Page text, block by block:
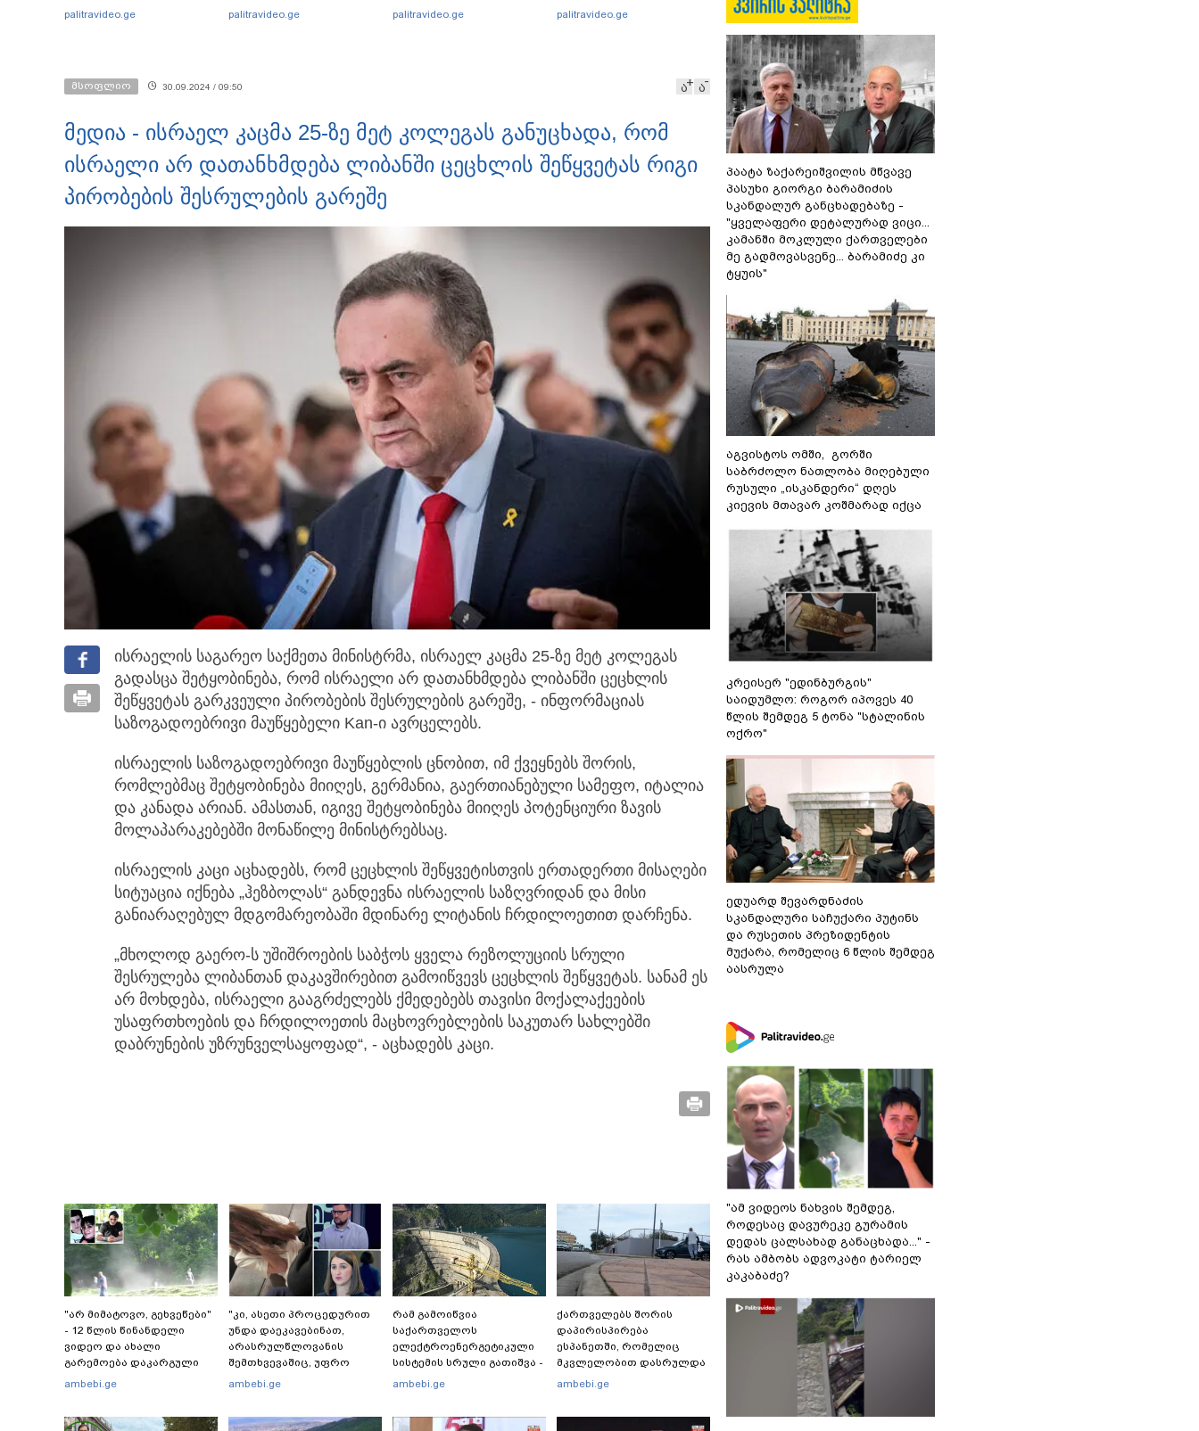
palitravideo.ge
"მარშრუტკის" მძღოლს"
palitravideo.ge
ადვოკატი ტარიელ
palitravideo.ge
ქსელში სკანდალური
palitravideo.ge
მსოფლიო 30.09.2024 / 09:50 ა ა
მედია - ისრაელ კაცმა 25-ზე მეტ კოლეგას განუცხადა, რომ
ისრაელი არ დათანხმდება ლიბანში ცეცხლის შეწყვეტას რიგი
პირობების შესრულების გარეშე
ისრაელის საგარეო საქმეთა მინისტრმა, ისრაელ კაცმა 25-ზე მეტ კოლეგას
გადასცა შეტყობინება, რომ ისრაელი არ დათანხმდება ლიბანში ცეცხლის
შეწყვეტას გარკვეული პირობების შესრულების გარეშე, - ინფორმაციას
საზოგადოებრივი მაუწყებელი Kan-ი ავრცელებს.
ისრაელის საზოგადოებრივი მაუწყებლის ცნობით, იმ ქვეყნებს შორის,
რომლებმაც შეტყობინება მიიღეს, გერმანია, გაერთიანებული სამეფო, იტალია
და კანადა არიან. ამასთან, იგივე შეტყობინება მიიღეს პოტენციური ზავის
მოლაპარაკებებში მონაწილე მინისტრებსაც.
ისრაელის კაცი აცხადებს, რომ ცეცხლის შეწყვეტისთვის ერთადერთი მისაღები
სიტუაცია იქნება „ჰეზბოლას“ განდევნა ისრაელის საზღვრიდან და მისი
განიარაღებულ მდგომარეობაში მდინარე ლიტანის ჩრდილოეთით დარჩენა.
„მხოლოდ გაერო-ს უშიშროების საბჭოს ყველა რეზოლუციის სრული
შესრულება ლიბანთან დაკავშირებით გამოიწვევს ცეცხლის შეწყვეტას. სანამ ეს
არ მოხდება, ისრაელი გააგრძელებს ქმედებებს თავისი მოქალაქეების
უსაფრთხოების და ჩრდილოეთის მაცხოვრებლების საკუთარ სახლებში
დაბრუნების უზრუნველსაყოფად“, - აცხადებს კაცი.
"არ მიმატოვო, გეხვეწები"
- 12 წლის წინანდელი
ვიდეო და ახალი
გარემოება დაკარგული
ბიჭის საქმეში: რას ამბობს
ambebi.ge
"კი, ასეთი პროცედურით
უნდა დაეკავებინათ,
არასრულწლოვანის
შემთხვევაშიც, უფრო
მსუბუქი ვარიანტი ძნელი
აღსრულდა განჩინება
ambebi.ge
რამ გამოიწვია
საქართველოს
ელექტროენერგეტიკული
სისტემის სრული გათიშვა -
რას ამბობს სემეკ-ის
ambebi.ge
ქართველებს შორის
დაპირისპირება
ესპანეთში, რომელიც
მკვლელობით დასრულდა
- რას წერს
ambebi.ge
პაატა ზაქარეიშვილის მწვავე
პასუხი გიორგი ბარამიძის
სკანდალურ განცხადებაზე -
"ყველაფერი დეტალურად ვიცი...
კამანში მოკლული ქართველები
მე გადმოვასვენე... ბარამიძე კი
ტყუის"
აგვისტოს ომში, გორში
საბრძოლო ნათლობა მიღებული
რუსული „ისკანდერი“ დღეს
კიევის მთავარ კოშმარად იქცა
კრეისერ "ედინბურგის"
საიდუმლო: როგორ იპოვეს 40
წლის შემდეგ 5 ტონა "სტალინის
ოქრო"
ედუარდ შევარდნაძის
სკანდალური საჩუქარი პუტინს
და რუსეთის პრეზიდენტის
მუქარა, რომელიც 6 წლის შემდეგ
აასრულა
"ამ ვიდეოს ნახვის შემდეგ,
როდესაც დავურეკე გურამის
დედას ცალსახად განაცხადა..." -
რას ამბობს ადვოკატი ტარიელ
კაკაბაძე?